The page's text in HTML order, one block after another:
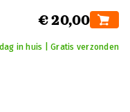
€ 20,00
in huis | Gratis verzonden